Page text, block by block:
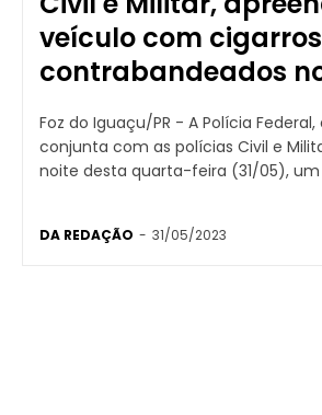
veículo com cigarros
contrabandeados
Foz do Iguaçu/PR - A Polícia
conjunta com as polícias Civil e
noite desta quarta-feira (31/05), um
DA REDAÇÃO - 31/05/2023